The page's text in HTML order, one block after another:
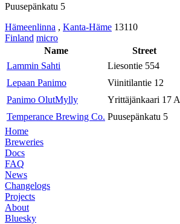
Puusepänkatu 5
Hämeenlinna , Kanta-Häme 13110
Finland micro
Name
Street
Lammin Sahti
Liesontie 554
Lepaan Panimo
Viinitilantie 12
Panimo OlutMylly
Yrittäjänkaari 17 A
Temperance Brewing Co. Puusepänkatu 5
Home
Breweries
Docs
FAQ
News
Changelogs
Projects
About
Bluesky